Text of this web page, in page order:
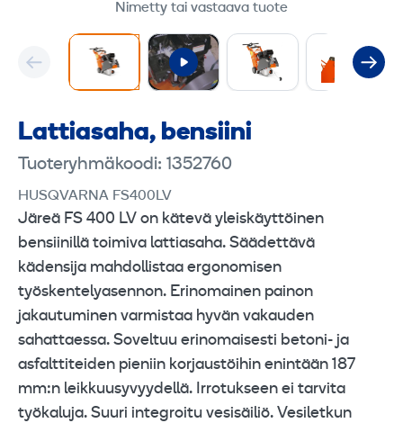
Nimetty tai vastaava tuote
Lattiasaha, bensiini
Tuoteryhmäkoodi: 1352760
HUSQVARNA FS400LV
Järeä FS 400 LV on kätevä yleiskäyttöinen
bensiinillä toimiva lattiasaha. Säädettävä
kädensija mahdollistaa ergonomisen
työskentelyasennon. Erinomainen painon
jakautuminen varmistaa hyvän vakauden
sahattaessa. Soveltuu erinomaisesti betoni- ja
asfalttiteiden pieniin korjaustöihin enintään 187
mm:n leikkuusyvyydellä. Irrotukseen ei tarvita
työkaluja. Suuri integroitu vesisäiliö. Vesiletkun